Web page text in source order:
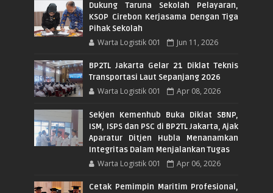
Dukung Taruna Sekolah Pelayaran,
KSOP Cirebon Kerjasama Dengan Tiga
Pihak Sekolah
Warta Logistik 001 Jun 11, 2026
BP2TL Jakarta Gelar 21 Diklat Teknis
Transportasi Laut Sepanjang 2026
Warta Logistik 001 Apr 08, 2026
Sekjen Kemenhub Buka Diklat SBNP,
ISM, ISPS dan PSC di BP2TL Jakarta, Ajak
Aparatur Ditjen Hubla Menanamkan
Integritas Dalam Menjalankan Tugas
Warta Logistik 001 Apr 06, 2026
Cetak Pemimpin Maritim Profesional,